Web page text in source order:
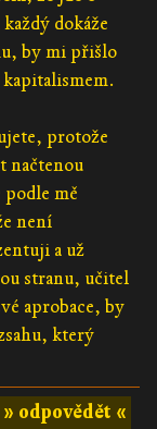
dokáže
by mi přišlo
protože
načtenou
mě
není
a už
stranu, učitel
aprobace, by
který
» odpovědět «